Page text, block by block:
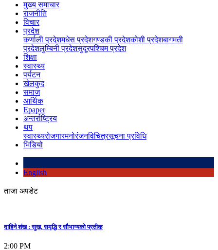
मुख्य समाचार
राजनीति
विचार
प्रदेश
कर्णाली प्रदेशमधेस प्रदेशगण्डकी प्रदेशकोशी प्रदेशबागमती
प्रदेशलुम्बिनी प्रदेशसुदूरपश्चिम प्रदेश
शिक्षा
स्वास्थ्य
पर्यटन
खेलकुद
समाज
आर्थिक
Epaper
अन्तर्राष्ट्रिय
थप
स्वास्थ्यरोजगारमनोरंजनविचित्रसूचना प्रविधि
भिडियो
English
ताजा अपडेट
दाहिने शंख : सुख, समृद्धि र सौभाग्यको प्रतीक
2:00 PM